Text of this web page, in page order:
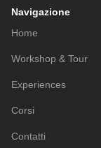
Navigazione
Home
Workshop & Tour
Experiences
Corsi
Contatti